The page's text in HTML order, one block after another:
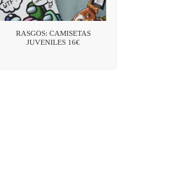
RASGOS: CAMISETAS
JUVENILES 16€